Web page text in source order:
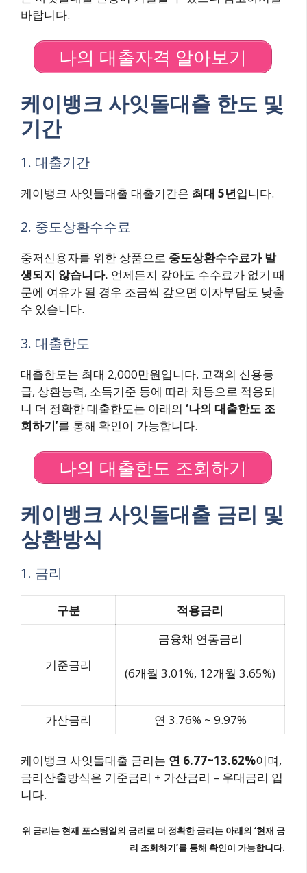
바랍니다.
나의 대출자격 알아보기
케이뱅크 사잇돌대출 한도 및
기간
1. 대출기간
케이뱅크 사잇돌대출 대출기간은 최대 5년입니다.
2. 중도상환수수료
중저신용자를 위한 상품으로 중도상환수수료가 발
생되지 않습니다. 언제든지 갚아도 수수료가 없기 때
문에 여유가 될 경우 조금씩 갚으면 이자부담도 낮출
수 있습니다.
3. 대출한도
대출한도는 최대 2,000만원입니다. 고객의 신용등
급, 상환능력, 소득기준 등에 따라 차등으로 적용되
니 더 정확한 대출한도는 아래의 ‘나의 대출한도 조
회하기’를 통해 확인이 가능합니다.
나의 대출한도 조회하기
케이뱅크 사잇돌대출 금리 및
상환방식
1. 금리
구분 적용금리
기준금리
금융채 연동금리
(6개월 3.01%, 12개월 3.65%)
가산금리 연 3.76% ~ 9.97%
케이뱅크 사잇돌대출 금리는 연 6.77~13.62%이며,
금리산출방식은 기준금리 + 가산금리 – 우대금리 입
니다.
위 금리는 현재 포스팅일의 금리로 더 정확한 금리는 아래의 ‘현재 금
리 조회하기’를 통해 확인이 가능합니다.